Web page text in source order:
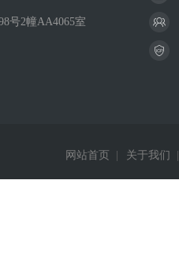
号2幢AA4065室
网站首页 关于我们